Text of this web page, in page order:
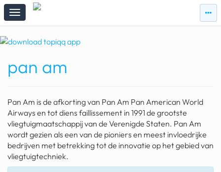
zie
topiqqs
zie
#vandaag
Topiqqs Reacties
ark van noach
pokemon kaarten
fomo
pan am
Pan Am is de afkorting van Pan Am Pan American World
Airways en tot diens faillissement in 1991 de grootste
vliegtuigmaatschappij van de Verenigde Staten. Pan Am
wordt gezien als een van de pioniers en meest invloedrijke
bedrijven met betrekking tot de innovatie op het gebied van
vliegtuigtechniek.